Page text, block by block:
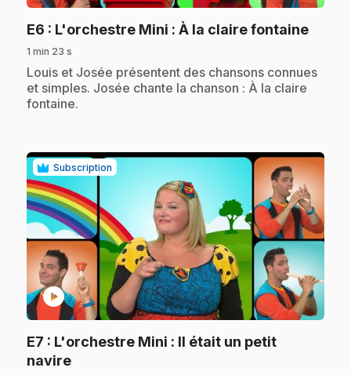
E6 : L'orchestre Mini : À la claire fontaine.
1 min 23 s
.Louis et Josée présentent des chansons connues
et simples. Josée chante la chanson : À la claire
fontaine.
Subscription
play_circle
E7 : L'orchestre Mini : Il était un petit
navire.